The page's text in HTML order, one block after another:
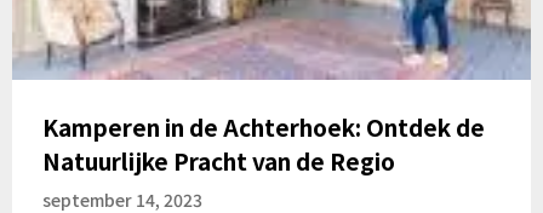
Kamperen in de Achterhoek: Ontdek de
Natuurlijke Pracht van de Regio
september 14, 2023